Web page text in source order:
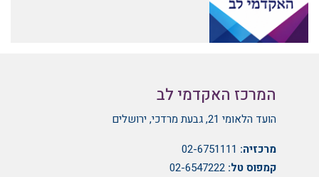
המרכז האקדמי לב
הועד הלאומי 21, גבעת מרדכי, ירושלים
מרכזיה: 02-6751111
קמפוס טל: 02-6547222